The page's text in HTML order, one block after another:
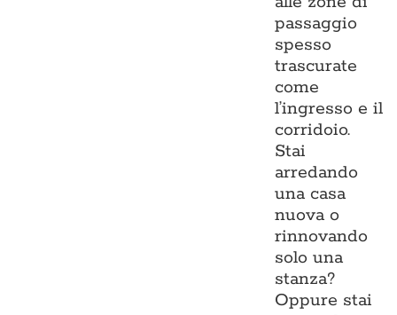
passaggio
spesso
trascurate
come
l’ingresso e il
corridoio.
Stai
arredando
una casa
nuova o
rinnovando
solo una
stanza?
Oppure stai